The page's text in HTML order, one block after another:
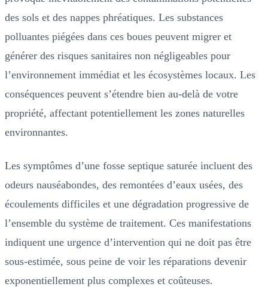
des sols et des nappes phréatiques. Les substances
polluantes piégées dans ces boues peuvent migrer et
générer des risques sanitaires non négligeables pour
l’environnement immédiat et les écosystèmes locaux. Les
conséquences peuvent s’étendre bien au-delà de votre
propriété, affectant potentiellement les zones naturelles
environnantes.
Les symptômes d’une fosse septique saturée incluent des
odeurs nauséabondes, des remontées d’eaux usées, des
écoulements difficiles et une dégradation progressive de
l’ensemble du système de traitement. Ces manifestations
indiquent une urgence d’intervention qui ne doit pas être
sous-estimée, sous peine de voir les réparations devenir
exponentiellement plus complexes et coûteuses.